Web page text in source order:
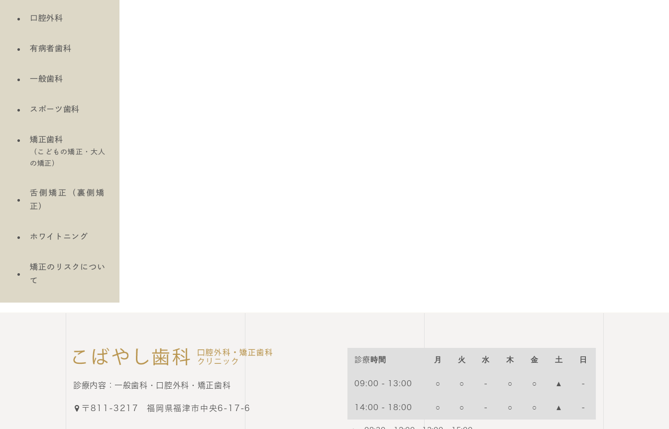
口腔外科
有病者歯科
一般歯科
スポーツ歯科
矯正歯科
（こどもの矯正・大人
の矯正）
舌側矯正（裏側矯
正）
ホワイトニング
矯正のリスクについ
て
診療内容： 一般歯科・口腔外科・矯正歯科
〒811-3217 福岡県福津市中央6-17-6
診療時間 月 火 水 木 金 土 日
09:00 - 13:00 ○ ○ - ○ ○ ▲ -
14:00 - 18:00 ○ ○ - ○ ○ ▲ -